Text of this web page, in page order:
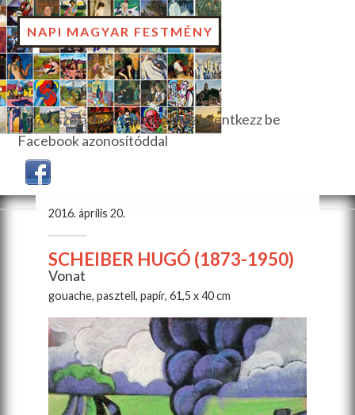
NAPI MAGYAR FESTMÉNY
Hozzászóláshoz, szavazáshoz jelentkezz be
Facebook azonosítóddal
2016. április 20.
SCHEIBER HUGÓ (1873-1950)
Vonat
gouache, pasztell, papír, 61,5 x 40 cm